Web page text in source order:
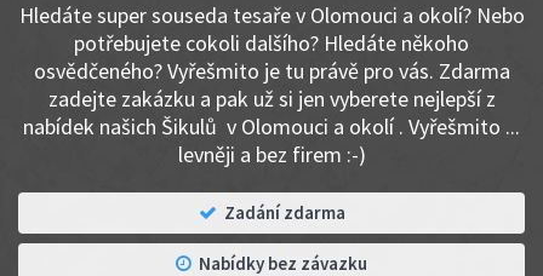
Hledáte super souseda tesaře v Olomouci a okolí? Nebo
potřebujete cokoli dalšího? Hledáte někoho
osvědčeného? Vyřešmito je tu právě pro vás. Zdarma
zadejte zakázku a pak už si jen vyberete nejlepší z
nabídek našich Šikulů v Olomouci a okolí . Vyřešmito ...
levněji a bez firem :-)
Zadání zdarma
Nabídky bez závazku